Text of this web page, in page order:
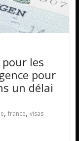
pour les
pour
un délai
, france, visas